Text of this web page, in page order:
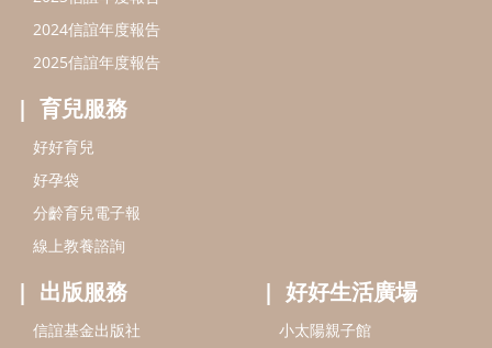
出版服務
信誼基金出版社
閱讀推廣
Bookstart閱讀起步走
信誼幼兒文學獎
信誼兒童動畫獎
小袋鼠說故事劇團
service@hsin-yi.org.tw
信誼好好育兒
小太陽親子書房